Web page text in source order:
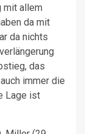
mit allem
da mit
da nichts
das
immer die
Lage ist